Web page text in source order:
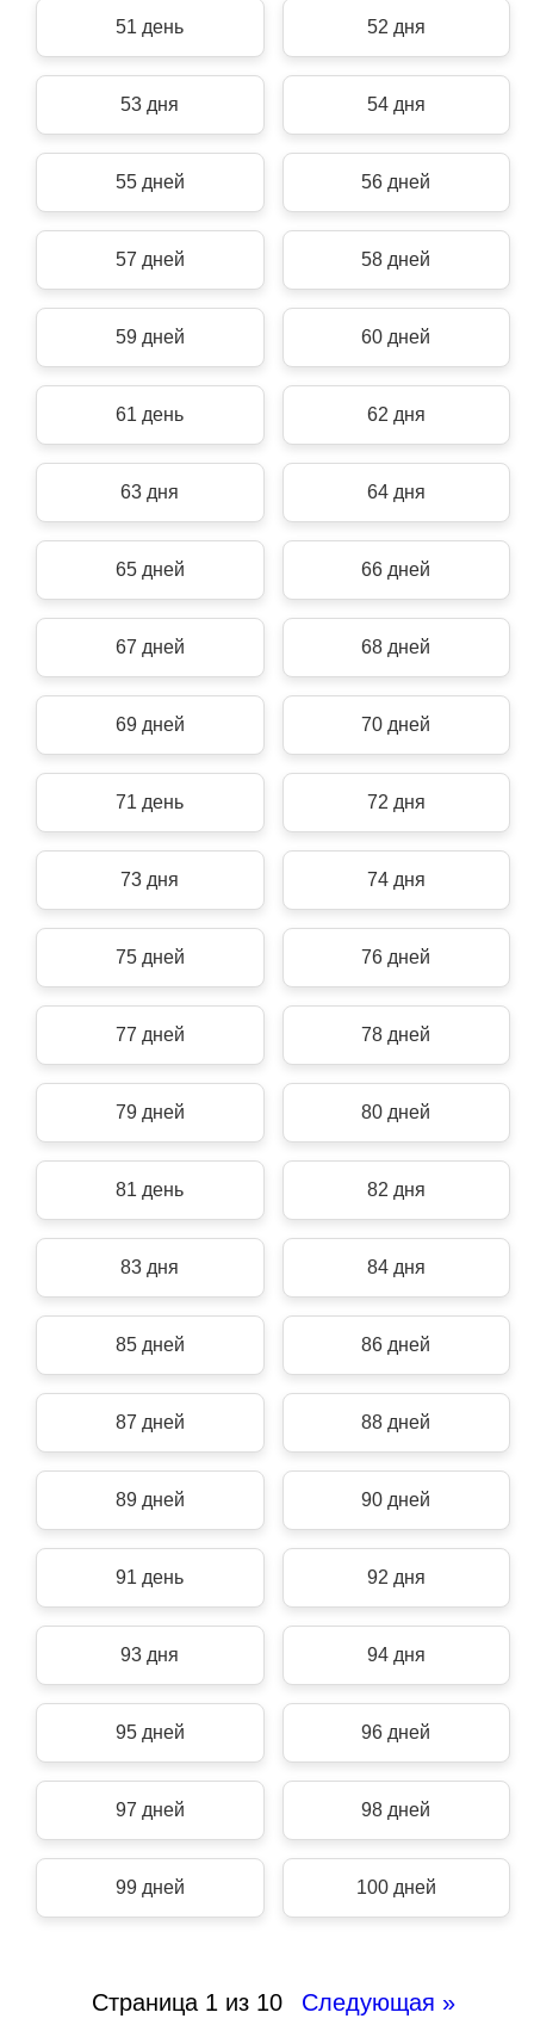
51 день 52 дня
53 дня 54 дня
55 дней 56 дней
57 дней 58 дней
59 дней 60 дней
61 день 62 дня
63 дня 64 дня
65 дней 66 дней
67 дней 68 дней
69 дней 70 дней
71 день 72 дня
73 дня 74 дня
75 дней 76 дней
77 дней 78 дней
79 дней 80 дней
81 день 82 дня
83 дня 84 дня
85 дней 86 дней
87 дней 88 дней
89 дней 90 дней
91 день 92 дня
93 дня 94 дня
95 дней 96 дней
97 дней 98 дней
99 дней 100 дней
Страница 1 из 10 Следующая »